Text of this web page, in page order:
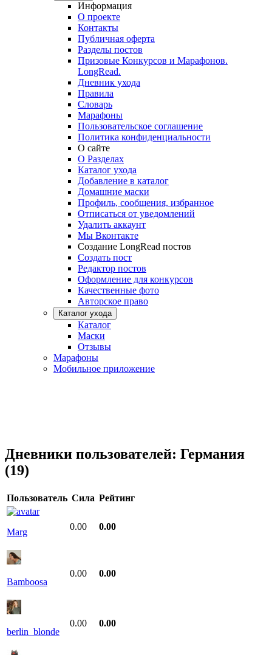
Информация
О проекте
Контакты
Публичная оферта
Разделы постов
Призовые Конкурсов и Марафонов.
LongRead.
Дневник ухода
Правила
Словарь
Марафоны
Пользовательское соглашение
Политика конфиденциальности
О сайте
О Разделах
Каталог ухода
Добавление в каталог
Домашние маски
Профиль, сообщения, избранное
Отписаться от уведомлений
Удалить аккаунт
Мы Вконтакте
Создание LongRead постов
Создать пост
Редактор постов
Оформление для конкурсов
Качественные фото
Авторское право
Каталог ухода
Каталог
Маски
Отзывы
Марафоны
Мобильное приложение
Дневники пользователей: Германия
(19)
Пользователь Сила Рейтинг
Marg
0.00 0.00
Bamboosa
0.00 0.00
berlin_blonde
0.00 0.00